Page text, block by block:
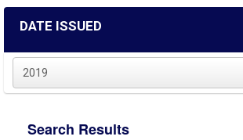
DATE ISSUED
2019
Search Results